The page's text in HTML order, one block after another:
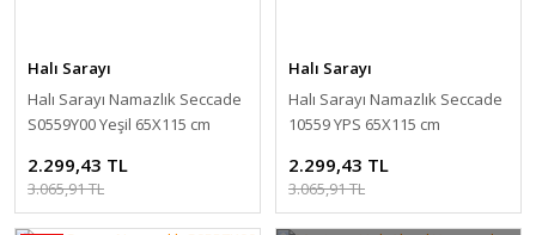
Halı Sarayı
Halı Sarayı Namazlık Seccade
S0559Y00 Yeşil 65X115 cm
2.299,43 TL
3.065,91 TL
Halı Sarayı
Halı Sarayı Namazlık Seccade
10559 YPS 65X115 cm
2.299,43 TL
3.065,91 TL